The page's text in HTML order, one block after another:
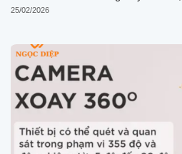
25/02/2026